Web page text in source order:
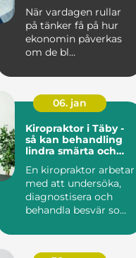
När vardagen rullar
på tänker få på hur
ekonomin påverkas
om de bl...
06. jan
Kiropraktor i Täby -
så kan behandling
lindra smärta och
En kiropraktor arbetar
med att undersöka,
diagnostisera och
behandla besvär som